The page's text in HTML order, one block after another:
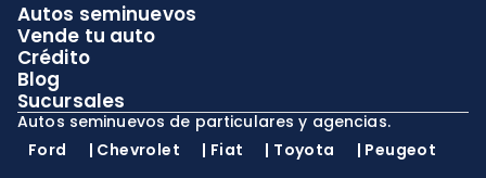
Autos seminuevos
Vende tu auto
Crédito
Blog
Sucursales
Autos seminuevos de particulares y agencias.
Ford
| Chevrolet | Fiat | Toyota | Peugeot